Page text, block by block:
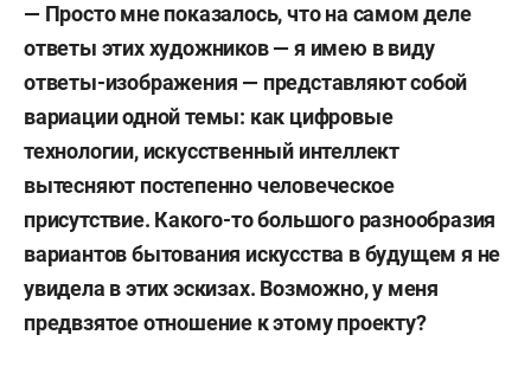
— Просто мне показалось, что на самом деле
ответы этих художников — я имею в виду
ответы-изображения — представляют собой
вариации одной темы: как цифровые
технологии, искусственный интеллект
вытесняют постепенно человеческое
присутствие. Какого-то большого разнообразия
вариантов бытования искусства в будущем я не
увидела в этих эскизах. Возможно, у меня
предвзятое отношение к этому проекту?